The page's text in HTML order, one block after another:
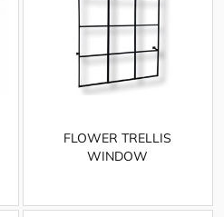
FLOWER TRELLIS
WINDOW